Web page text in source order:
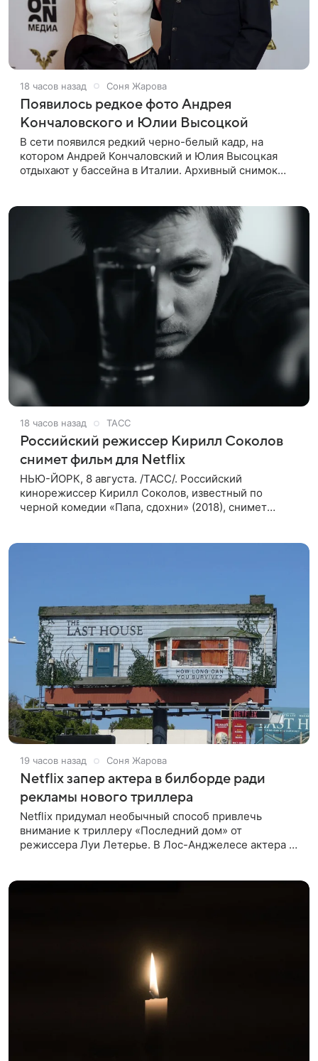
18 часов назад Соня Жарова
Появилось редкое фото Андрея
Кончаловского и Юлии Высоцкой
В сети появился редкий черно-белый кадр, на
котором Андрей Кончаловский и Юлия Высоцкая
отдыхают у бассейна в Италии. Архивный снимок
18 часов назад ТАСС
Российский режиссер Кирилл Соколов
снимет фильм для Netflix
НЬЮ-ЙОРК, 8 августа. /ТАСС/. Российский
кинорежиссер Кирилл Соколов, известный по
черной комедии «Папа, сдохни» (2018), снимет
19 часов назад Соня Жарова
Netflix запер актера в билборде ради
рекламы нового триллера
Netflix придумал необычный способ привлечь
внимание к триллеру «Последний дом» от
режиссера Луи Летерье. В Лос-Анджелесе актера на